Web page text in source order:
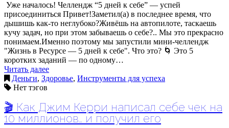
Уже началось! Челлендж “5 дней к себе” — успей
присоединиться Привет!Заметил(а) в последнее время, что
дышишь как-то неглубоко?Живёшь на автопилоте, таскаешь
кучу задач, но при этом забываешь о себе?.. Мы это прекрасно
понимаем.Именно поэтому мы запустили мини-челлендж
"Жизнь в Ресурсе — 5 дней к себе". Что это? 🌀 Это 5
коротких заданий — по одному…
Читать далее
Деньги, Здоровье, Инструменты для успеха
Нет тэгов
🎬 Как Джим Керри написал себе чек на
10 миллионов… и получил его